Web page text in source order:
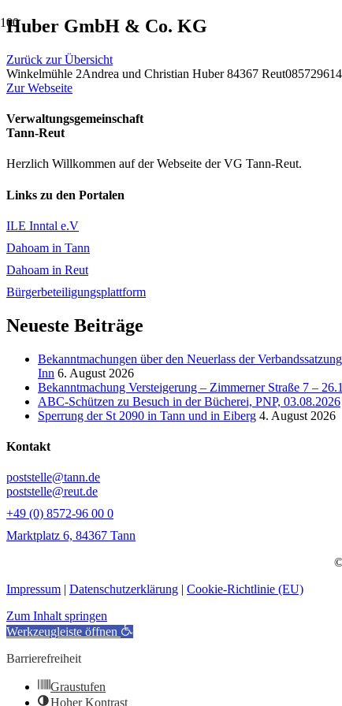
Huber GmbH & Co. KG
Zurück zur Übersicht
Winkelmühle 2Andrea und Christian Huber84367 Reut
Zur Webseite
Verwaltungsgemeinschaft
Tann-Reut
Herzlich Willkommen auf der Webseite der VG Tann-Reut.
Links zu den Portalen
ILE Inntal e.V
Dahoam in Tann
Dahoam in Reut
Bürgerbeteiligungsplattform
Neueste Beiträge
Bekanntmachungen über den Neuerlass der
Inn 6. August 2026
Bekanntmachung Versteigerung – Zimmerner Straße 7 –
ABC-Schützen zu Besuch in der Bücherei, PNP, 03.08.2026
Sperrung der St 2090 in Tann und in Eiberg 4. August 2026
Kontakt
poststelle@tann.de
poststelle@reut.de
+49 (0) 8572-96 00 0
Marktplatz 6, 84367 Tann
Impressum | Datenschutzerklärung | Cookie-Richtlinie (EU)
Zum Inhalt springen
Werkzeugleiste öffnen
Barrierefreiheit
Graustufen
Hoher Kontrast